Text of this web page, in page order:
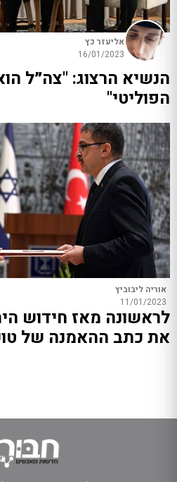
אליעזר כץ
16/01/2023
הנשיא הרצוג: "צה״ל
הפוליטי"
אוריה ליבוביץ
11/01/2023
לראשונה מאז חידוש
את כתב ההאמנה של